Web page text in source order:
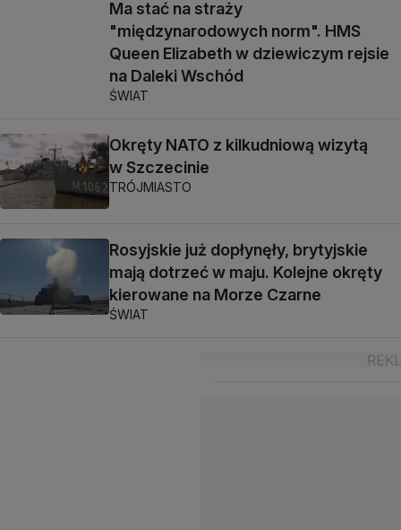
Ma stać na straży
"międzynarodowych norm". HMS
Queen Elizabeth w dziewiczym rejsie
na Daleki Wschód
ŚWIAT
Okręty NATO z kilkudniową wizytą
w Szczecinie
TRÓJMIASTO
Rosyjskie już dopłynęły, brytyjskie
mają dotrzeć w maju. Kolejne okręty
kierowane na Morze Czarne
ŚWIAT